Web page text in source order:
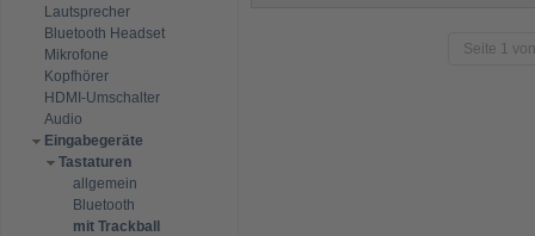
Lautsprecher
Bluetooth Headset
Mikrofone
Kopfhörer
HDMI-Umschalter
Audio
Eingabegeräte
Tastaturen
allgemein
Bluetooth
mit Trackball
Seite 1